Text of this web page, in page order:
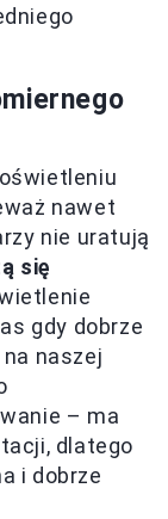
nawet
nie uratują
się
gdy dobrze
naszej
– ma
dlatego
i dobrze